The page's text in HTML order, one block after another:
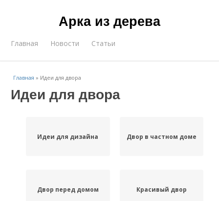
Арка из дерева
Главная Новости Статьи
Главная » Идеи для двора
Идеи для двора
Идеи для дизайна Двор в частном доме
Двор перед домом Красивый двор